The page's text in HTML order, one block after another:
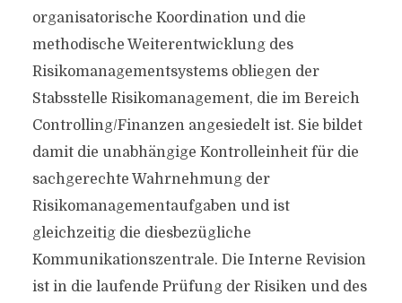
organisatorische Koordination und die
methodische Weiterentwicklung des
Risikomanagementsystems obliegen der
Stabsstelle Risikomanagement, die im Bereich
Controlling/Finanzen angesiedelt ist. Sie bildet
damit die unabhängige Kontrolleinheit für die
sachgerechte Wahrnehmung der
Risikomanagementaufgaben und ist
gleichzeitig die diesbezügliche
Kommunikationszentrale. Die Interne Revision
ist in die laufende Prüfung der Risiken und des